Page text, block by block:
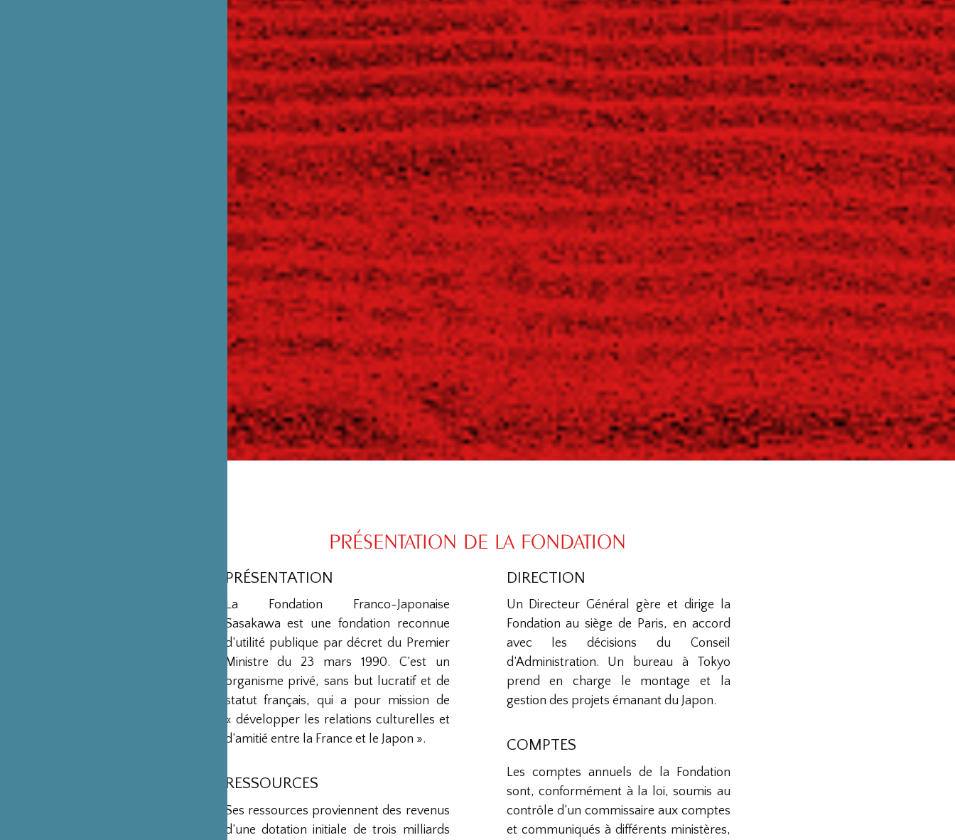
PRÉSENTATION DE LA FONDATION
PRÉSENTATION
La Fondation Franco-Japonaise
Sasakawa est une fondation reconnue
d’utilité publique par décret du Premier
Ministre du 23 mars 1990. C’est un
organisme privé, sans but lucratif et de
statut français, qui a pour mission de
« développer les relations culturelles et
d’amitié entre la France et le Japon ».
RESSOURCES
Ses ressources proviennent des revenus
d’une dotation initiale de trois milliards
DIRECTION
Un Directeur Général gère et dirige la
Fondation au siège de Paris, en accord
avec les décisions du Conseil
d’Administration. Un bureau à Tokyo
prend en charge le montage et la
gestion des projets émanant du Japon.
COMPTES
Les comptes annuels de la Fondation
sont, conformément à la loi, soumis au
contrôle d’un commissaire aux comptes
et communiqués à différents ministères,